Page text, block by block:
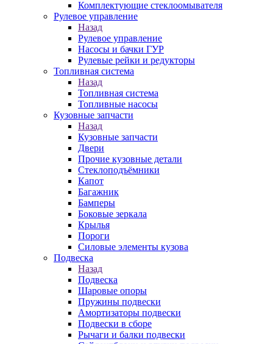
Комплектующие стеклоомывателя
Рулевое управление
Назад
Рулевое управление
Насосы и бачки ГУР
Рулевые рейки и редукторы
Топливная система
Назад
Топливная система
Топливные насосы
Кузовные запчасти
Назад
Кузовные запчасти
Двери
Прочие кузовные детали
Стеклоподъёмники
Капот
Багажник
Бамперы
Боковые зеркала
Крылья
Пороги
Силовые элементы кузова
Подвеска
Назад
Подвеска
Шаровые опоры
Пружины подвески
Амортизаторы подвески
Подвески в сборе
Рычаги и балки подвески